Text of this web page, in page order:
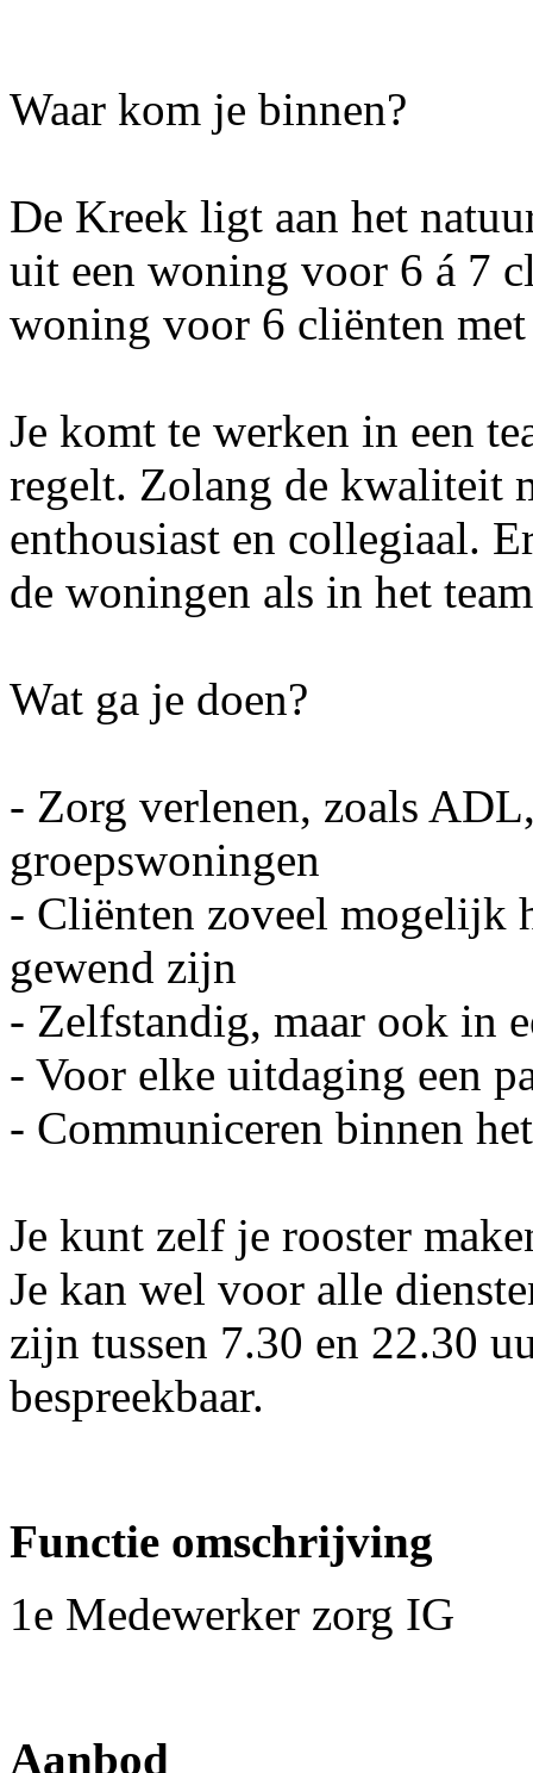
Waar kom je binnen?
De Kreek ligt aan het
uit een woning voor 6 á 7
woning voor 6 cliënten
Je komt te werken in een
regelt. Zolang de kwaliteit
enthousiast en collegiaal.
de woningen als in het
Wat ga je doen?
- Zorg verlenen, zoals
groepswoningen
- Cliënten zoveel mogelijk
gewend zijn
- Zelfstandig, maar ook in
- Voor elke uitdaging een
- Communiceren binnen
Je kunt zelf je rooster
Je kan wel voor alle
zijn tussen 7.30 en 22.30
bespreekbaar.
Functie omschrijving
1e Medewerker zorg IG
Aanbod